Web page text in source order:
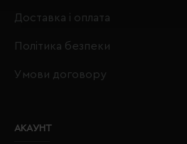
Доставка і оплата
Політика безпеки
Умови договору
АКАУНТ